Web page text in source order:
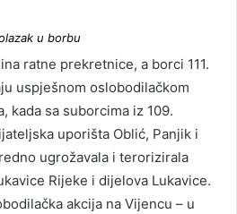
u borbu
ratne prekretnice, a borci 111.
uspješnom oslobodilačkom
kada sa suborcima iz 109.
uporišta Oblić, Panjik i
ugrožavala i terorizirala
Rijeke i dijelova Lukavice.
akcija na Vijencu – u